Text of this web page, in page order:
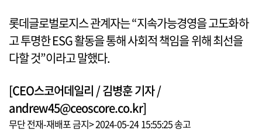
롯데글로벌로지스 관계자는 “지속가능경영을 고도화하
고 투명한 ESG 활동을 통해 사회적 책임을 위해 최선을
다할 것”이라고 말했다.
[CEO스코어데일리 / 김병훈 기자 /
andrew45@ceoscore.co.kr]
무단 전재-재배포 금지> 2024-05-24 15:55:25 송고